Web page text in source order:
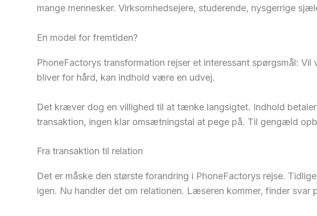
mange mennesker. Virksomhedsejere, studerende, nysgerrige
En model for fremtiden?
PhoneFactorys transformation rejser et interessant spørgsmål:
bliver for hård, kan indhold være en udvej.
Det kræver dog en villighed til at tænke langsigtet. Indhold
transaktion, ingen klar omsætningstal at pege på. Til gengæld
Fra transaktion til relation
Det er måske den største forandring i PhoneFactorys rejse.
igen. Nu handler det om relationen. Læseren kommer, finder